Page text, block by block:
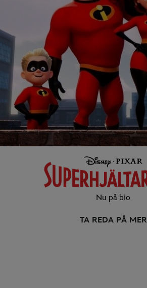
Nu på bio
TA REDA PÅ MER